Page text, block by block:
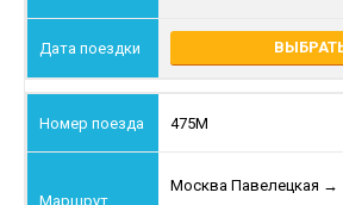
475М
Москва Павелецкая →